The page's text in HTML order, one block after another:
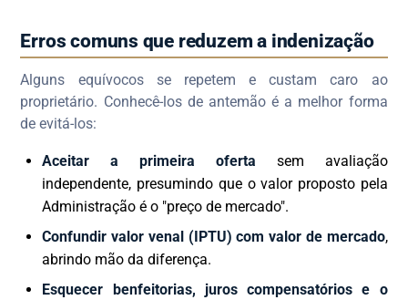
Erros comuns que reduzem a indenização
Alguns equívocos se repetem e custam caro ao
proprietário. Conhecê-los de antemão é a melhor forma
de evitá-los:
Aceitar a primeira oferta sem avaliação
independente, presumindo que o valor proposto pela
Administração é o "preço de mercado".
Confundir valor venal (IPTU) com valor de mercado,
abrindo mão da diferença.
Esquecer benfeitorias, juros compensatórios e o